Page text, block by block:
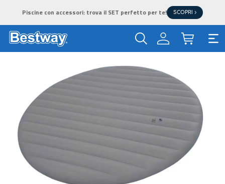
Piscine con accessori: trova il SET perfetto per te! SCOPRI >